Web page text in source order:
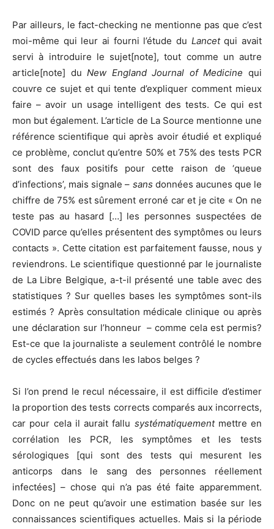
Par ailleurs, le fact-checking ne mentionne pas que c’est
moi-même qui leur ai fourni l’étude du Lancetqui avait
servi à introduire le sujet[note], tout comme un autre
article[note] duNew England Journal of Medicine qui
couvre ce sujet et qui tente d’expliquer comment mieux
faire – avoir un usage intelligent des tests. Ce qui est
mon but également. L’article de La Source mentionne une
référence scientifique qui après avoir étudié et expliqué
ce problème, conclut qu’entre 50% et 75% des tests PCR
sont des faux positifs pour cette raison de ‘queue
d’infections’, mais signale – sans données aucunes que le
chiffre de 75% est sûrement erroné car et je cite « On ne
teste pas au hasard […] les personnes suspectées de
COVID parce qu’elles présentent des symptômes ou leurs
contacts ». Cette citation est parfaitement fausse, nous y
reviendrons. Le scientifique questionné par le journaliste
de La Libre Belgique, a-t-il présenté une table avec des
statistiques ? Sur quelles bases les symptômes sont-ils
estimés ? Après consultation médicale clinique ou après
une déclaration sur l’honneur – comme cela est permis?
Est-ce que la journaliste a seulement contrôlé le nombre
de cycles effectués dans les labos belges ?
Si l’on prend le recul nécessaire, il est difficile d’estimer
la proportion des tests corrects comparés aux incorrects,
car pour cela il aurait fallu systématiquementmettre en
corrélation les PCR, les symptômes et les tests
sérologiques [qui sont des tests qui mesurent les
anticorps dans le sang des personnes réellement
infectées] – chose qui n’a pas été faite apparemment.
Donc on ne peut qu’avoir une estimation basée sur les
connaissances scientifiques actuelles. Mais si la période